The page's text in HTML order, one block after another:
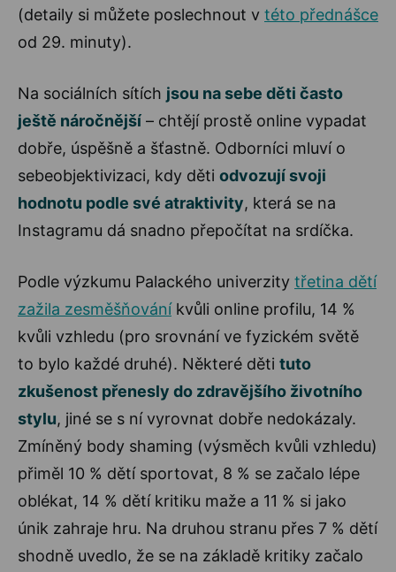
(detaily si můžete poslechnout v této přednášce
od 29. minuty).
Na sociálních sítích jsou na sebe děti často
ještě náročnější – chtějí prostě online vypadat
dobře, úspěšně a šťastně. Odborníci mluví o
sebeobjektivizaci, kdy děti odvozují svoji
hodnotu podle své atraktivity, která se na
Instagramu dá snadno přepočítat na srdíčka.
Podle výzkumu Palackého univerzity třetina dětí
zažila zesměšňováníkvůli online profilu, 14 %
kvůli vzhledu (pro srovnání ve fyzickém světě
to bylo každé druhé). Některé děti tuto
zkušenost přenesly do zdravějšího životního
stylu, jiné se s ní vyrovnat dobře nedokázaly.
Zmíněný body shaming (výsměch kvůli vzhledu)
přiměl 10 % dětí sportovat, 8 % se začalo lépe
oblékat, 14 % dětí kritiku maže a 11 % si jako
únik zahraje hru. Na druhou stranu přes 7 % dětí
shodně uvedlo, že se na základě kritiky začalo